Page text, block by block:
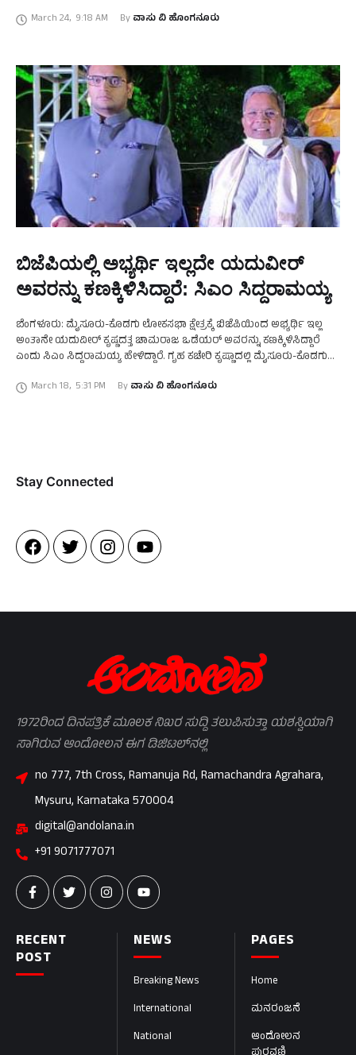
March 24, 9:18 AM By ವಾಸು ವಿ ಹೊಂಗನೂರು
ಬಿಜೆಪಿಯಲ್ಲಿ ಅಭ್ಯರ್ಥಿ ಇಲ್ಲದೇ ಯದುವೀರ್‌
ಅವರನ್ನು ಕಣಕ್ಕಿಳಿಸಿದ್ದಾರೆ: ಸಿಎಂ ಸಿದ್ದರಾಮಯ್ಯ
ಬೆಂಗಳೂರು: ಮೈಸೂರು-ಕೊಡಗು ಲೋಕಸಭಾ ಕ್ಷೇತ್ರಕ್ಕೆ ಬಿಜೆಪಿಯಿಂದ ಅಭ್ಯರ್ಥಿ ಇಲ್ಲ
ಅಂತಾನೇ ಯದುವೀರ್ ಕೃಷ್ಣದತ್ತ ಚಾಮರಾಜ ಒಡೆಯರ್​ ಅವರನ್ನು ಕಣಕ್ಕಿಳಿಸಿದ್ದಾರೆ
ಎಂದು ಸಿಎಂ ಸಿದ್ದರಾಮಯ್ಯ ಹೇಳಿದ್ದಾರೆ. ಗೃಹ ಕಚೇರಿ ಕೃಷ್ಣಾದಲ್ಲಿ ಮೈಸೂರು-ಕೊಡಗು
March 18, 5:31 PM By ವಾಸು ವಿ ಹೊಂಗನೂರು
Stay Connected​
PAGES
Home
ಮನರಂಜನೆ
ಆಂದೋಲನ
NEWS
Breaking News
International
National
RECENT
POST
1972ರಿಂದ ದಿನಪತ್ರಿಕೆ ಮೂಲಕ ನಿಖರ ಸುದ್ದಿ ತಲುಪಿಸುತ್ತಾ ಯಶಸ್ವಿಯಾಗಿ
ಸಾಗಿರುವ ಆಂದೋಲನ ಈಗ ಡಿಜಿಟಲ್‌ನಲ್ಲಿ
no 777, 7th Cross, Ramanuja Rd, Ramachandra Agrahara,
Mysuru, Karnataka 570004
digital@andolana.in
+91 9071777071